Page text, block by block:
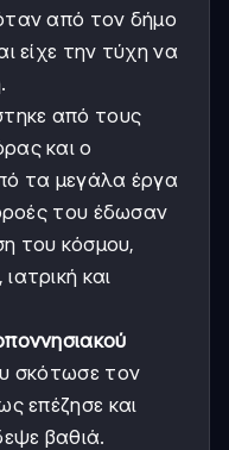
από τον δήμο
είχε την τύχη να
από τους
και ο
τα μεγάλα έργα
του έδωσαν
του κόσμου,
και
σκότωσε τον
επέζησε και
βαθιά.